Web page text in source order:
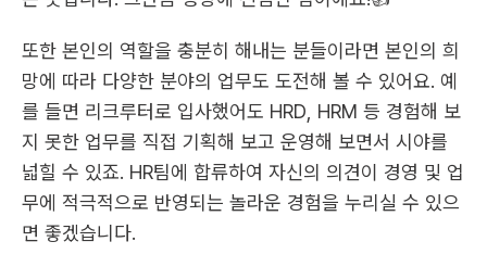
또한 본인의 역할을 충분히 해내는 분들이라면 본인의 희
망에 따라 다양한 분야의 업무도 도전해 볼 수 있어요. 예
를 들면 리크루터로 입사했어도 HRD, HRM 등 경험해 보
지 못한 업무를 직접 기획해 보고 운영해 보면서 시야를
넓힐 수 있죠. HR팀에 합류하여 자신의 의견이 경영 및 업
무에 적극적으로 반영되는 놀라운 경험을 누리실 수 있으
면 좋겠습니다.​